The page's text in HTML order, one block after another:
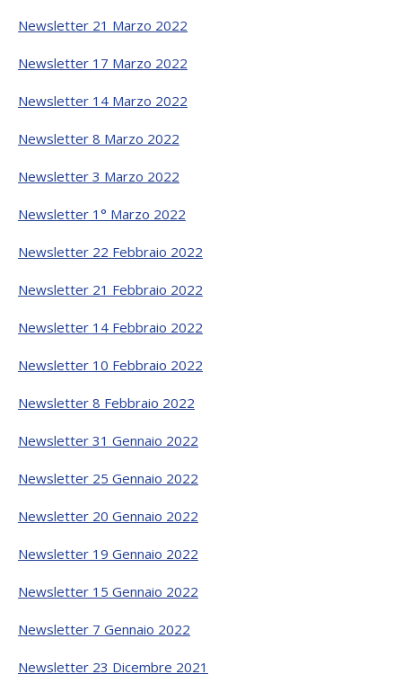
Newsletter 21 Marzo 2022
Newsletter 17 Marzo 2022
Newsletter 14 Marzo 2022
Newsletter 8 Marzo 2022
Newsletter 3 Marzo 2022
Newsletter 1° Marzo 2022
Newsletter 22 Febbraio 2022
Newsletter 21 Febbraio 2022
Newsletter 14 Febbraio 2022
Newsletter 10 Febbraio 2022
Newsletter 8 Febbraio 2022
Newsletter 31 Gennaio 2022
Newsletter 25 Gennaio 2022
Newsletter 20 Gennaio 2022
Newsletter 19 Gennaio 2022
Newsletter 15 Gennaio 2022
Newsletter 7 Gennaio 2022
Newsletter 23 Dicembre 2021